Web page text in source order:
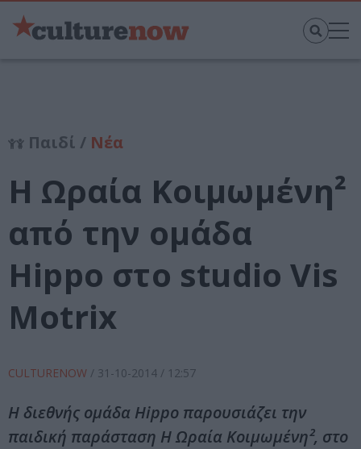
Παιδί / Νέα
Η Ωραία Κοιμωμένη²
από την ομάδα
Hippo στο studio Vis
Motrix
CULTURENOW / 31-10-2014 / 12:57
Η διεθνής ομάδα Ηippo παρουσιάζει την
παιδική παράσταση Η Ωραία Κοιμωμένη², στο